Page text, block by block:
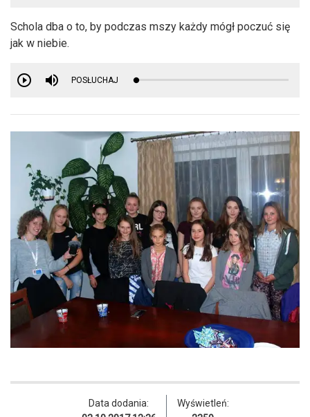
Schola dba o to, by podczas mszy każdy mógł poczuć się
jak w niebie.
POSŁUCHAJ
Data dodania:
Wyświetleń: